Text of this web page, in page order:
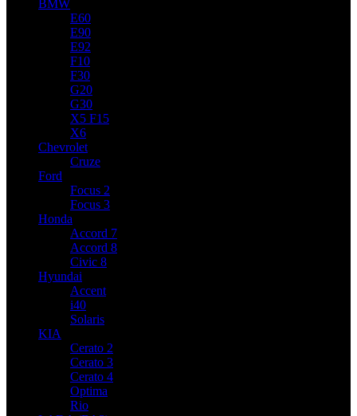
BMW
E60
E90
E92
F10
F30
G20
G30
X5 F15
X6
Chevrolet
Cruze
Ford
Focus 2
Focus 3
Honda
Accord 7
Accord 8
Civic 8
Hyundai
Accent
i40
Solaris
KIA
Cerato 2
Cerato 3
Cerato 4
Optima
Rio